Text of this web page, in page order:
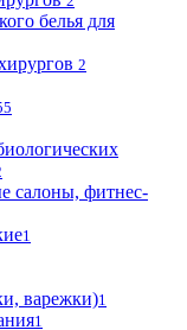
белья для
2
салоны, фитнес-
1
варежки)1
1